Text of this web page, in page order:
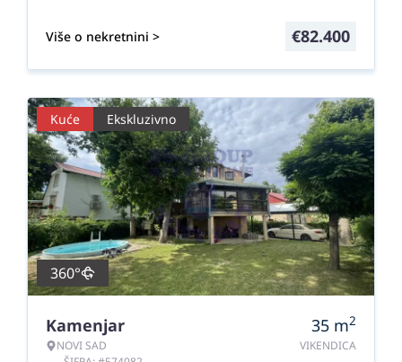
Više o nekretnini > €82.400
Kuće Ekskluzivno
360°
Kamenjar
NOVI SAD
35 m2
VIKENDICA